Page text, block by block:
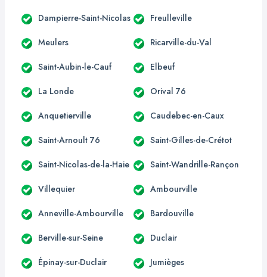
Dampierre-Saint-Nicolas Freulleville
Meulers Ricarville-du-Val
Saint-Aubin-le-Cauf Elbeuf
La Londe Orival 76
Anquetierville Caudebec-en-Caux
Saint-Arnoult 76 Saint-Gilles-de-Crétot
Saint-Nicolas-de-la-Haie Saint-Wandrille-Rançon
Villequier Ambourville
Anneville-Ambourville Bardouville
Berville-sur-Seine Duclair
Épinay-sur-Duclair Jumièges